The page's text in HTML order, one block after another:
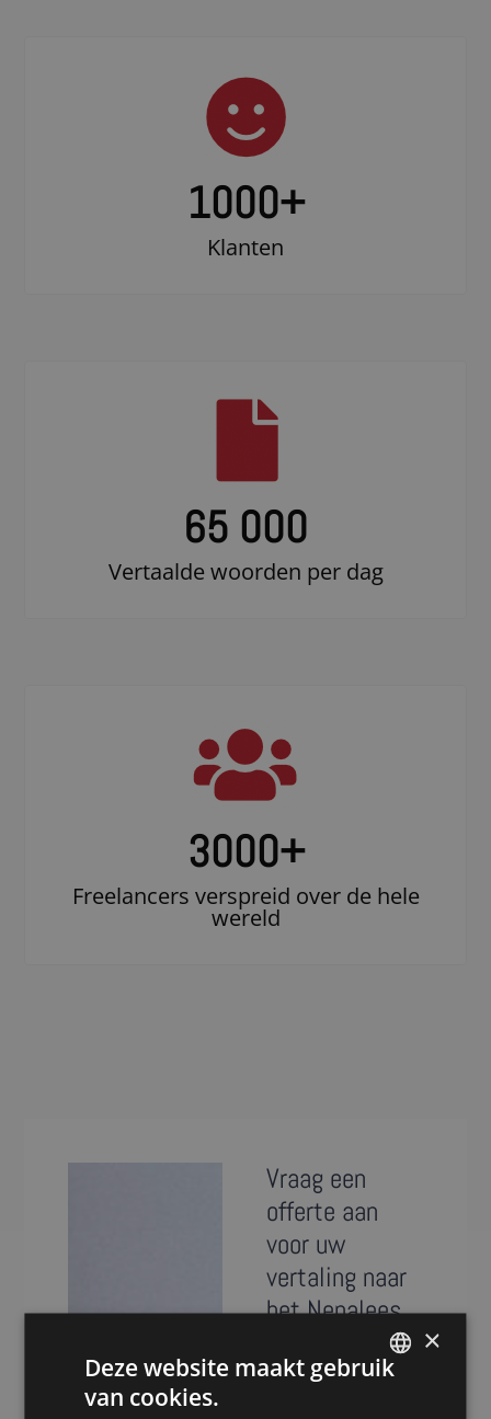
1000+
Klanten
65 000
Vertaalde woorden per dag
3000+
Freelancers verspreid over de hele
wereld
Vraag een
offerte aan
voor uw
vertaling naar
het Nepalees
Presence is al meer
dan 20 jaar
×
Deze website maakt gebruik
van cookies.